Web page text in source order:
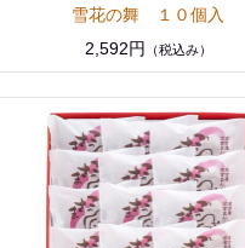
雪花の舞 １０個入
2,592円
（税込み）